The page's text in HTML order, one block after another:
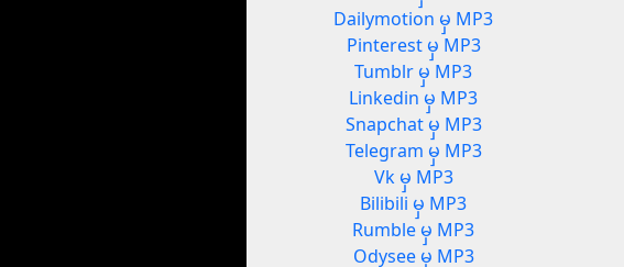
Dailymotion မှ MP3
Pinterest မှ MP3
Tumblr မှ MP3
Linkedin မှ MP3
Snapchat မှ MP3
Telegram မှ MP3
Vk မှ MP3
Bilibili မှ MP3
Rumble မှ MP3
Odysee မှ MP3